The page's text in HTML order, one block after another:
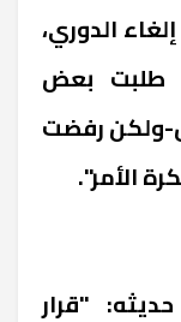
الدوري،
طلبت بعض
ولكن رفضت
الأمر".
"قرار